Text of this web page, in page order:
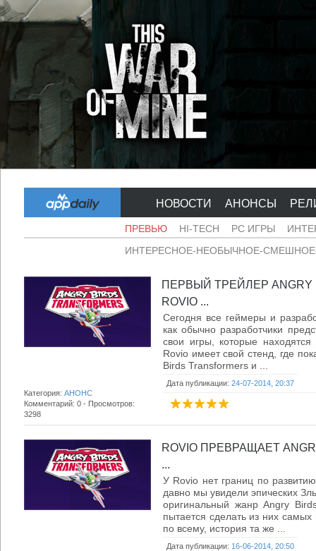
НОВОСТИ АНОНСЫ
ПРЕВЬЮ HI-TECH PC ИГРЫ
ИНТЕРЕСНОЕ-НЕОБЫЧНОЕ-
ПЕРВЫЙ ТРЕЙЛЕР ANGRY
ROVIO ...
Сегодня все геймеры и
как обычно разработчики
свои игры, которые
Rovio имеет свой стенд, где
Birds Transformers и ...
Дата публикации: 24-07-2014, 20:37
Категория: АНОНС
Комментарий: 0 - Просмотров:
3298
ROVIO ПРЕВРАЩАЕТ
...
У Rovio нет границ по
давно мы увидели эпических
оригинальный жанр Angry
пытается сделать из них
по всему, история та же ...
Дата публикации: 16-06-2014, 20:50